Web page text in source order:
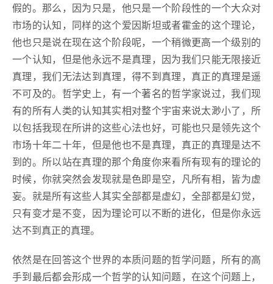
假的。那么，因为只是，他只是一个阶段性的一个大众对
市场的认知，同样的这个爱因斯坦或者霍金的这个理论，
他也只是说在现在这个阶段呢，一个稍微更高一个级别的
一个认知，但是他永远不是真理，因为我们只能无限接近
真理，我们无法达到真理，得不到真理，真正的真理是遥
不可及的。哲学史上，有一个著名的哲学家说过，我们现
有的所有人类的认知其实相对整个宇宙来说太渺小了，所
以包括我现在所讲的这些心法也好，可能也只是领先这个
市场十年二十年，但是他也不是真理，真正的真理是达不
到的。所以站在真理的那个角度你来看所有现有的理论的
时候，你就突然会发现就是色即是空，凡所有相，皆为虚
妄。就是所有这些人其实全部都是虚幻，全部都是幻觉，
只有变才是不变，因为理论可以不断的进化，但是你永远
达不到真正的真理。
依然是在回答这个世界的本质问题的哲学问题，所有的高
手到最后都会形成一个哲学的认知问题，在这个问题上，